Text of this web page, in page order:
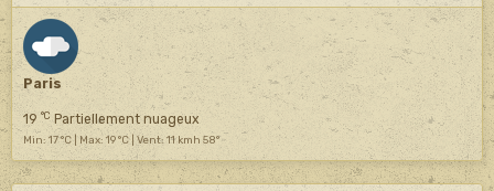
Paris
19 °C Partiellement nuageux
Min: 17 °C | Max: 19 °C | Vent: 11 kmh 58°